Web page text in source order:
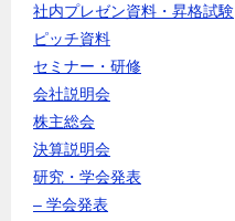
社内プレゼン資料・昇格試験
ピッチ資料
セミナー・研修
会社説明会
株主総会
決算説明会
研究・学会発表
– 学会発表